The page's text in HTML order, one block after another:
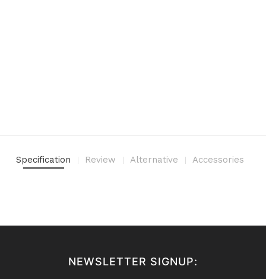
Specification Review Alternative Accessories
NEWSLETTER SIGNUP: